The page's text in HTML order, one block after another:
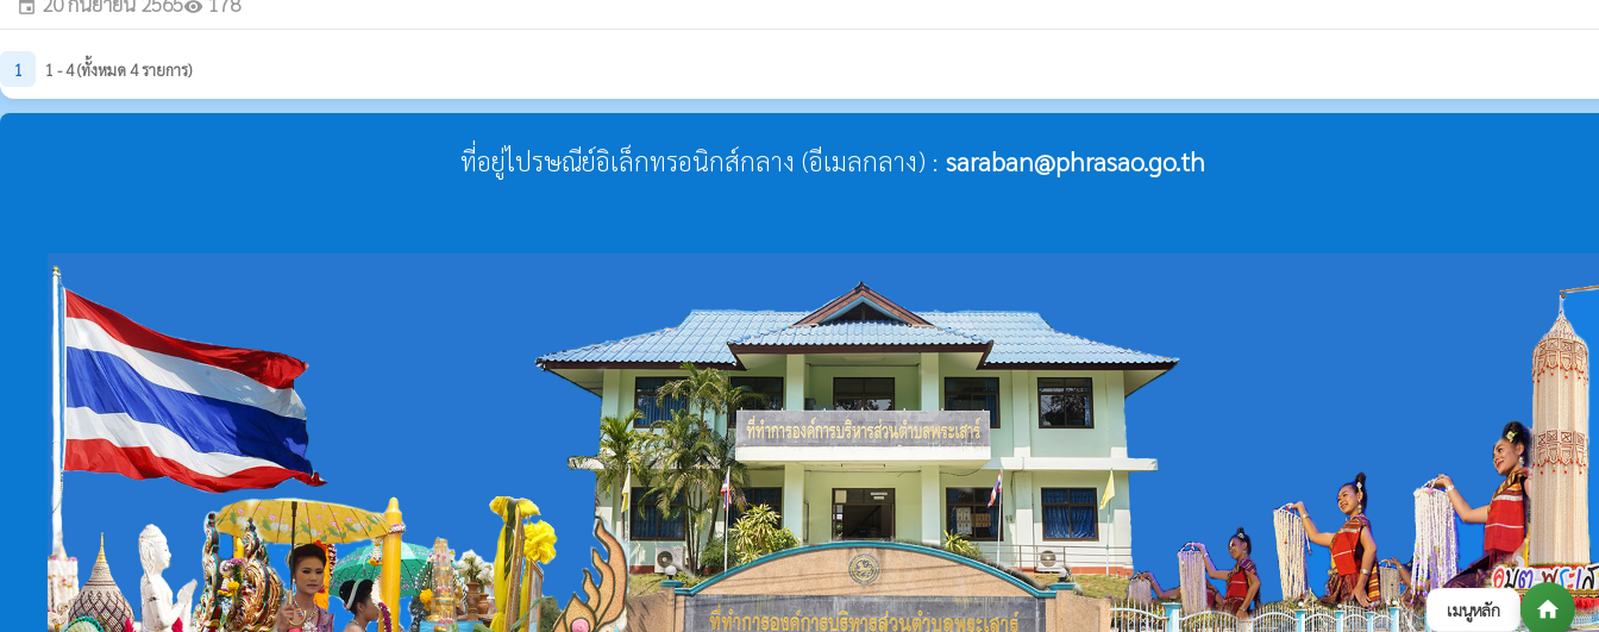
เมนูหลัก home
event visibility
1 1 - 4 (ทั้งหมด 4 รายการ)
ที่อยู่ไปรษณีย์อิเล็กทรอนิกส์กลาง (อีเมลกลาง) : saraban@phrasao.go.th